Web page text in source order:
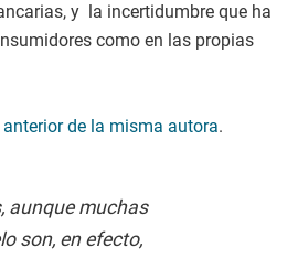
y la incertidumbre que ha
como en las propias
de la misma autora.
aunque muchas
son, en efecto,